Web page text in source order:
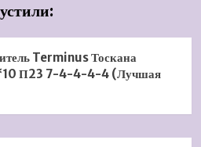
Terminus Тоскана
П23 7-4-4-4-4 (Лучшая